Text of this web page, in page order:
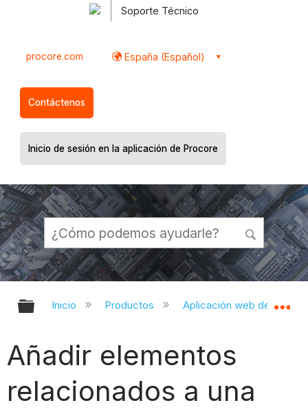
Soporte Técnico
procore.com España (Español)
Contáctenos
Inicio de sesión en la aplicación de Procore
Expandir/contraer jerarquía global
Inicio Productos Aplicación web de
Añadir elementos
relacionados a una